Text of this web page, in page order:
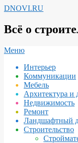
Перейти
содержимому
DNOVI.RU
Всё о
Вторичное
навигации
Меню
Интерьер
Коммуникации
Мебель
Архитектура и
Недвижимость
Ремонт
Ландшафтный
Строительство